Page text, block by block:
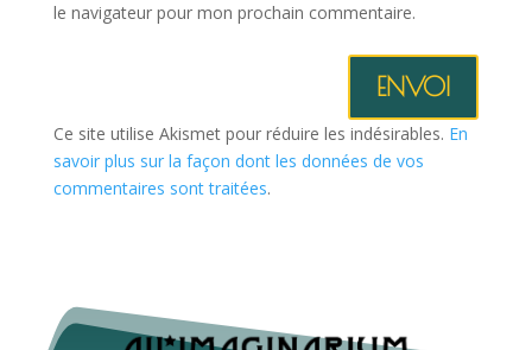
le navigateur pour mon prochain commentaire.
ENVOI
Ce site utilise Akismet pour réduire les indésirables. En
savoir plus sur la façon dont les données de vos
commentaires sont traitées.